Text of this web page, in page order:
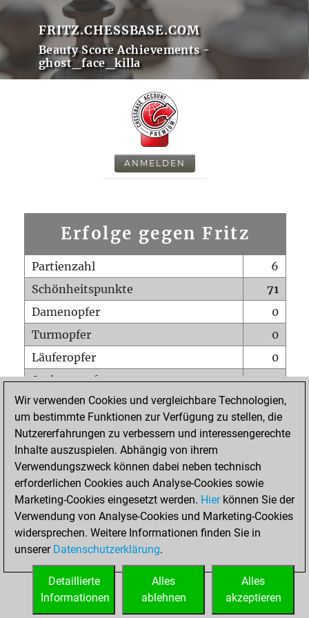
FRITZ.CHESSBASE.COM
Beauty Score Achievements -
ghost_face_killa
ANMELDEN
Erfolge gegen Fritz
Partienzahl
6
Schönheitspunkte
71
Damenopfer
0
Turmopfer
0
Läuferopfer
0
Springeropfer
1
Bauernopfer
2
Matt auf vollem Brett
0
Bauer setzt Matt
Erstickte Matts
Unterverwandlungen
0
Türme auf der siebten
0
STARTSEITE
Wir verwenden Cookies und vergleichbare Technologien,
um bestimmte Funktionen zur Verfügung zu stellen, die
Nutzererfahrungen zu verbessern und interessengerechte
Inhalte auszuspielen. Abhängig von ihrem
Verwendungszweck können dabei neben technisch
erforderlichen Cookies auch Analyse-Cookies sowie
Marketing-Cookies eingesetzt werden. Hierkönnen Sie der
Verwendung von Analyse-Cookies und Marketing-Cookies
widersprechen. Weitere Informationen finden Sie in
unserer Datenschutzerklärung.
Alles
akzeptieren
Alles
ablehnen
Detaillierte
Informationen